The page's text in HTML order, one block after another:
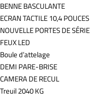
BENNE BASCULANTE
ECRAN TACTILE 10,4 POUCES
NOUVELLE PORTES DE SÉRIE
FEUX LED
Boule d’attelage
DEMI PARE-BRISE
CAMERA DE RECUL
Treuil 2040 KG